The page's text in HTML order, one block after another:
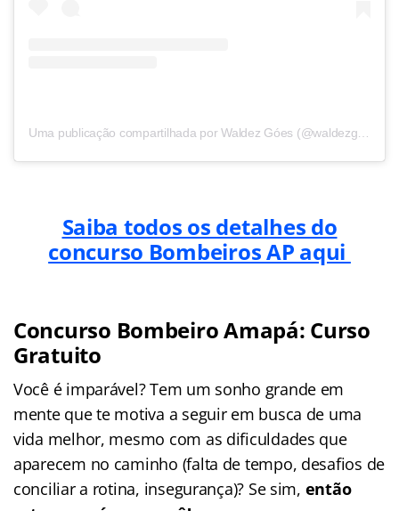
Uma publicação compartilhada por Waldez Góes (@waldezgoesoficial)
Saiba todos os detalhes do
concurso Bombeiros AP aqui
Concurso Bombeiro Amapá: Curso
Gratuito
Você é imparável? Tem um sonho grande em
mente que te motiva a seguir em busca de uma
vida melhor, mesmo com as dificuldades que
aparecem no caminho (falta de tempo, desafios de
conciliar a rotina, insegurança)? Se sim, então